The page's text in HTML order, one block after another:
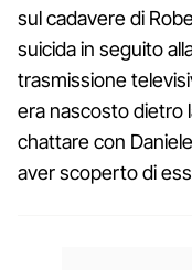
sul cadavere di
suicida in seguito
trasmissione
era nascosto dietro
chattare con
aver scoperto di